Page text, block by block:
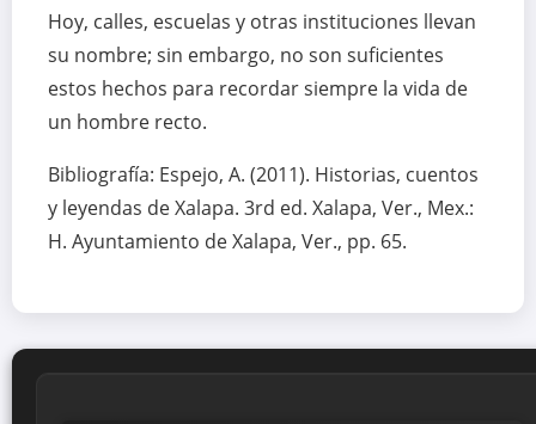
Hoy, calles, escuelas y otras instituciones llevan
su nombre; sin embargo, no son suficientes
estos hechos para recordar siempre la vida de
un hombre recto.
Bibliografía: Espejo, A. (2011). Historias, cuentos
y leyendas de Xalapa. 3rd ed. Xalapa, Ver., Mex.:
H. Ayuntamiento de Xalapa, Ver., pp. 65.